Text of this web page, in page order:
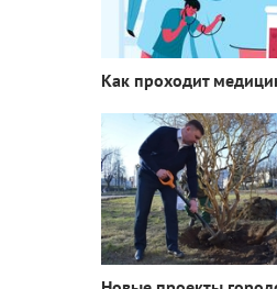
Как проходит